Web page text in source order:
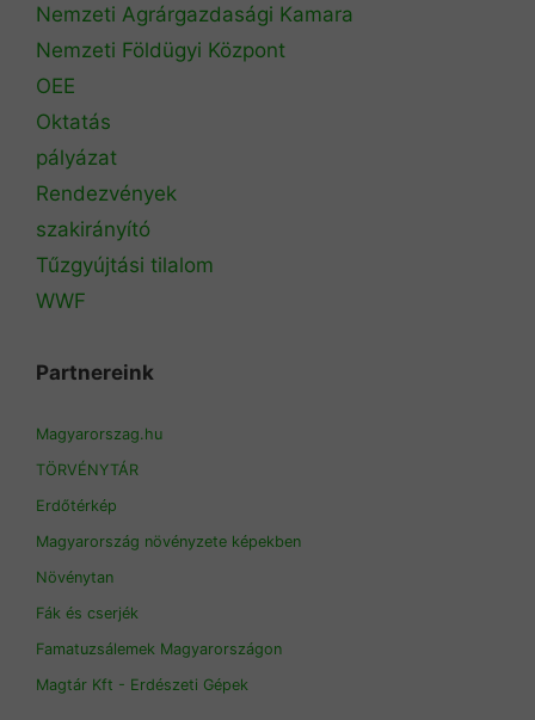
Nemzeti Agrárgazdasági Kamara
Nemzeti Földügyi Központ
OEE
Oktatás
pályázat
Rendezvények
szakirányító
Tűzgyújtási tilalom
WWF
Partnereink
Magyarorszag.hu
TÖRVÉNYTÁR
Erdőtérkép
Magyarország növényzete képekben
Növénytan
Fák és cserjék
Famatuzsálemek Magyarországon
Magtár Kft - Erdészeti Gépek